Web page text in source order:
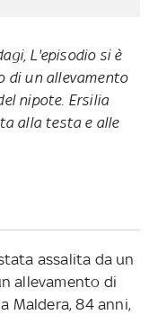
L'episodio si è
di un allevamento
nipote. Ersilia
alla testa e alle
assalita da un
allevamento di
Maldera, 84 anni,